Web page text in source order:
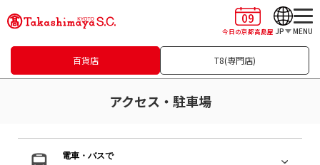
09
今日の京都高島屋 JP MENU
百貨店 T8(専門店)
アクセス・駐車場